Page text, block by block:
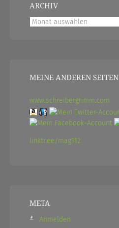
ARCHIV
Archiv
MEINE ANDEREN SEITEN
www.schreibergrimm.com
linktr.ee/mag112
META
Anmelden